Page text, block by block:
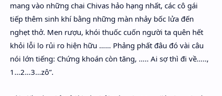
mang vào những chai Chivas hảo hạng nhất, các cô gái
tiếp thêm sinh khí bằng những màn nhảy bốc lửa đến
nghẹt thở. Men rượu, khói thuốc cuốn người ta quên hết
khỏi lỗi lo rủi ro hiện hữu …… Phảng phất đâu đó vài câu
nói lớn tiếng: Chứng khoán còn tăng, ….. Ai sợ thì đi về…..,
1…2…3…zô”.